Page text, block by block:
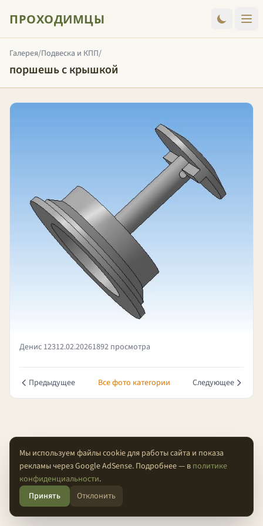
ПРОХОДИМЦЫ
Галерея/Подвеска и КПП/
поршешь с крышкой
Денис 12312.02.20261892 просмотра
Предыдущее Все фото категории Следующее
О проектеКонфиденциальность
© 2026 Проходимцы — Там, где кончается асфальт.
Мы используем файлы cookie для работы сайта и показа
рекламы через Google AdSense. Подробнее — в политике
конфиденциальности.
Принять
Отклонить